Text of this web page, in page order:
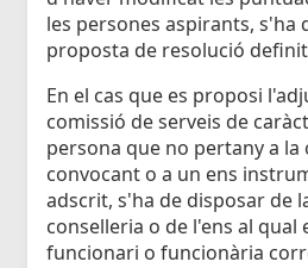
les persones aspirants, s'ha
proposta de resolució
En el cas que es proposi
comissió de serveis de
persona que no pertany a la
convocant o a un ens
adscrit, s'ha de disposar de
conselleria o de l'ens al qual
funcionari o funcionària